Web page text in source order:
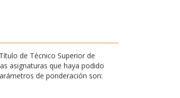
de Técnico Superior de
asignaturas que haya podido
de ponderación son: